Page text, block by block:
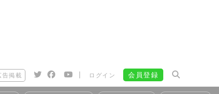
告掲載 | ログイン 会員登録